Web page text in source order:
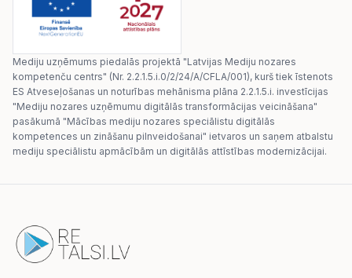
Mediju uzņēmums piedalās projektā "Latvijas Mediju nozares
kompetenču centrs" (Nr. 2.2.1.5.i.0/2/24/A/CFLA/001), kurš tiek īstenots
ES Atveseļošanas un noturības mehānisma plāna 2.2.1.5.i. investīcijas
"Mediju nozares uzņēmumu digitālās transformācijas veicināšana"
pasākumā "Mācības mediju nozares speciālistu digitālās
kompetences un zināšanu pilnveidošanai" ietvaros un saņem atbalstu
mediju speciālistu apmācībām un digitālās attīstības modernizācijai.